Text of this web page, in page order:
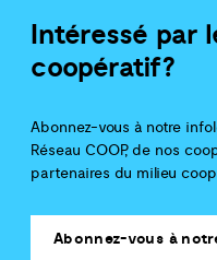
Intéressé par
coopératif?
Abonnez-vous à notre
Réseau COOP, de nos
partenaires du milieu
Abonnez-vous à